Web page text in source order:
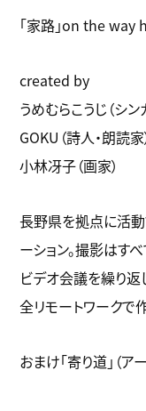
「家路」on the way
created by
うめむらこうじ（シン
GOKU（詩人・朗読家
小林冴子（画家）
長野県を拠点に活動
ーション。撮影はす
ビデオ会議を繰り返
全リモートワークで
おまけ「寄り道」（ア